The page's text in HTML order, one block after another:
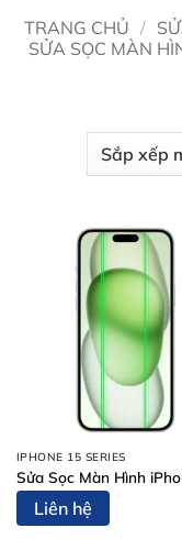
TRANG CHỦ /
SỬA SỌC MÀN
IPHONE 15 SERIES
Sửa Sọc Màn Hình
Liên hệ